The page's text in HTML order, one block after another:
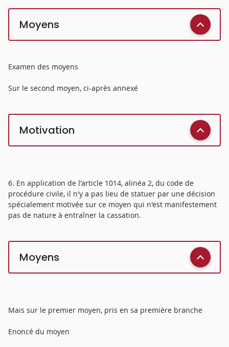
Moyens
Examen des moyens
Sur le second moyen, ci-après annexé
Motivation
6. En application de l'article 1014, alinéa 2, du code de
procédure civile, il n'y a pas lieu de statuer par une décision
spécialement motivée sur ce moyen qui n'est manifestement
pas de nature à entraîner la cassation.
Moyens
Mais sur le premier moyen, pris en sa première branche
Enoncé du moyen